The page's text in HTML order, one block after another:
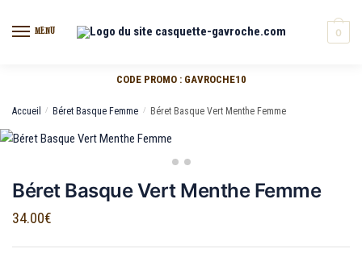
MENU 0
CODE PROMO : GAVROCHE10
Accueil / Béret Basque Femme / Béret Basque Vert Menthe Femme
Béret Basque Vert Menthe Femme
34.00€